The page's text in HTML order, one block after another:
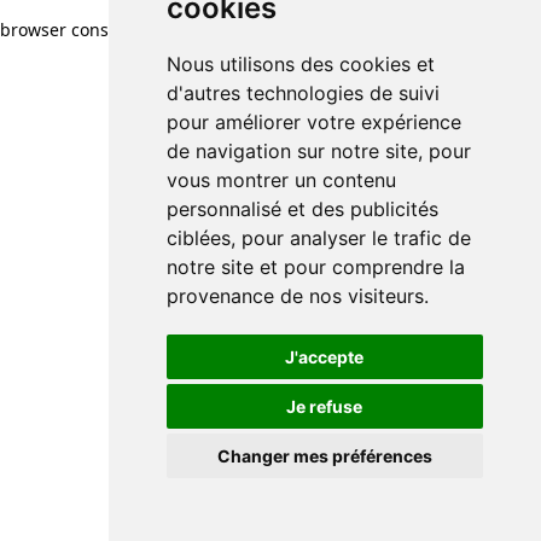
cookies
Nous utilisons des cookies et
d'autres technologies de suivi
pour améliorer votre expérience
de navigation sur notre site, pour
vous montrer un contenu
personnalisé et des publicités
ciblées, pour analyser le trafic de
notre site et pour comprendre la
provenance de nos visiteurs.
J'accepte
Je refuse
Changer mes préférences
browser console for more information)